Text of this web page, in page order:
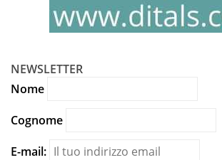
NEWSLETTER
Nome
Cognome
E-mail: